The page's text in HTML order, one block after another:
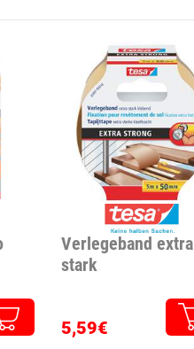
Verlegeband extra
stark
5,59€